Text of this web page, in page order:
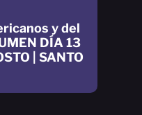
y del
DÍA 13
| SANTO